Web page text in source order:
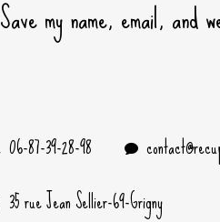
Save my name, email,
06-87-39-28-98
35 rue Jean Sellier-69-Grigny